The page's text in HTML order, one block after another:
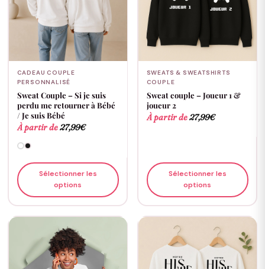
CADEAU COUPLE
PERSONNALISÉ
Sweat Couple – Si je suis
perdu me retourner à Bébé
/ Je suis Bébé
À partir de27,99€
Sélectionner les
options
SWEATS & SWEATSHIRTS
COUPLE
Sweat couple – Joueur 1 &
joueur 2
À partir de27,99€
Sélectionner les
options